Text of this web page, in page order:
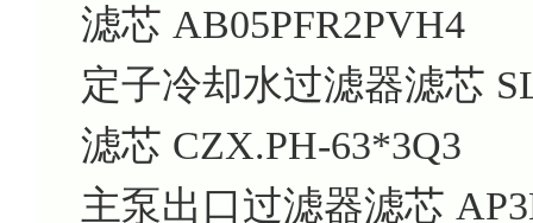
滤芯 AB05PFR2PVH4
定子冷却水过滤器滤芯
滤芯 CZX.PH-63*3Q3
主泵出口过滤器滤芯